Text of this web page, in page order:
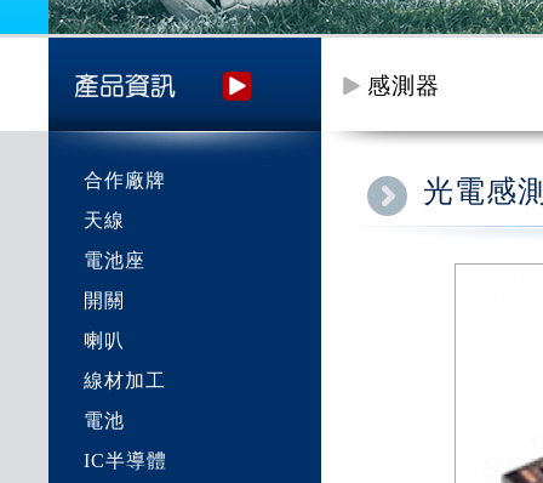
合作廠牌
天線
電池座
開關
喇叭
線材加工
電池
IC半導體
感測器
光電感